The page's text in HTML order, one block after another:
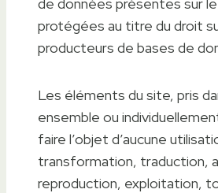
protégées au titre du droit
producteurs de bases de
Les éléments du site, pris
ensemble ou
faire l’objet d’aucune
transformation, traduction,
reproduction, exploitation,